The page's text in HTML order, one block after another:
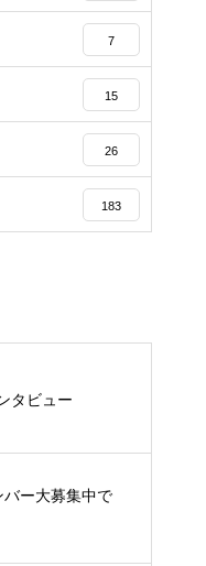
7
15
26
183
タビュー
バー大募集中で